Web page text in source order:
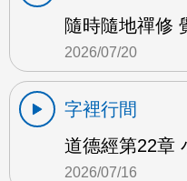
隨時隨地禪修
2026/07/20
字裡行間
道德經第22章
2026/07/16